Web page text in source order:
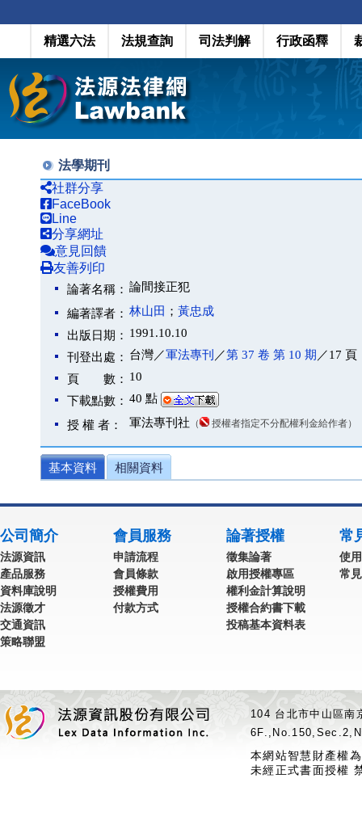
精選六法 法規查詢 司法判解 行政函釋
法學期刊
社群分享
FaceBook
Line
分享網址
意見回饋
友善列印
論著名稱： 論間接正犯
編著譯者： 林山田 ； 黃忠成
出版日期： 1991.10.10
刊登出處： 台灣／軍法專刊 ／第 37 卷 第 10 期 ／17 頁
頁 數： 10
下載點數： 40 點
授 權 者： 軍法專刊社 （ 授權者指定不分配權利金給作者）
基本資料 相關資料
公司簡介
法源資訊
產品服務
資料庫說明
法源徵才
交通資訊
策略聯盟
會員服務
申請流程
會員條款
授權費用
付款方式
論著授權
徵集論著
啟用授權專區
權利金計算說明
授權合約書下載
投稿基本資料表
常
使
常
104 台北市中山區
本網站智慧財產權
未經正式書面授權